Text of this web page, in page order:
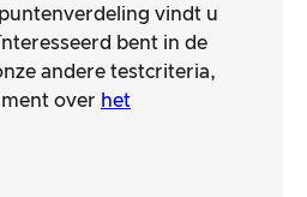
vindt u
bent in de
andere testcriteria,
over het